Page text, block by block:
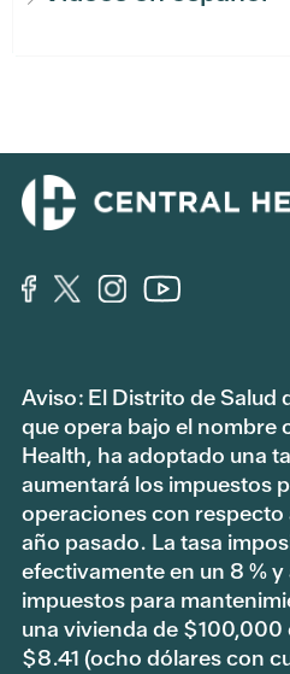
Aviso: El Distrito de Salud
que opera bajo el nombre
Health, ha adoptado una
aumentará los impuestos
operaciones con respecto
año pasado. La tasa
efectivamente en un 8 %
impuestos para
una vivienda de
$8.41 (ocho dólares con